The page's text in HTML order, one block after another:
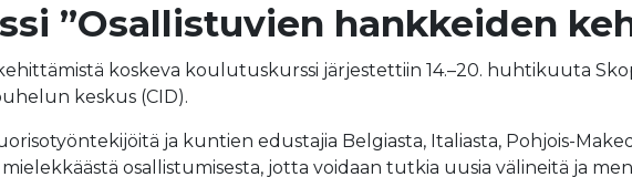
”Osallistuvien hankkeiden
koskeva koulutuskurssi järjestettiin 14.–20. huhtikuuta
keskus (CID).
ja kuntien edustajia Belgiasta, Italiasta, Pohjois-
mielekkäästä osallistumisesta, jotta voidaan tutkia uusia välineitä ja